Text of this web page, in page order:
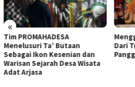
«
Menggali Potensi Batik Arjasa:
Dari Tradisi Lokal ke
Panggung Internasional